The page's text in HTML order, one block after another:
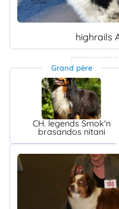
highrails
Grand père
CH. legends Smok'n
brasandos nitani